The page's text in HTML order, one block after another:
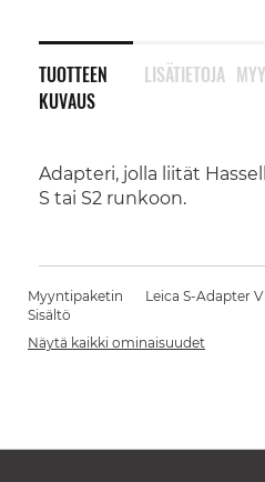
TUOTTEEN
KUVAUS
Adapteri, jolla liität
S tai S2 runkoon.
LISÄTIETOJA
Myyntipaketin
Sisältö
Leica S-Adapter
Näytä kaikki ominaisuudet